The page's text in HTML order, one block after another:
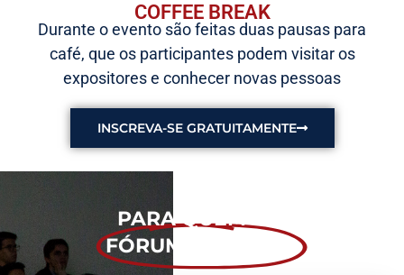
COFFEE BREAK
Durante o evento são feitas duas pausas para
café, que os participantes podem visitar os
expositores e conhecer novas pessoas
INSCREVA-SE GRATUITAMENTE
PARA QUEM É O
FÓRUM POTÊNCIA